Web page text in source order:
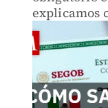
explicamos
oficial para
líneas
tu CURP.